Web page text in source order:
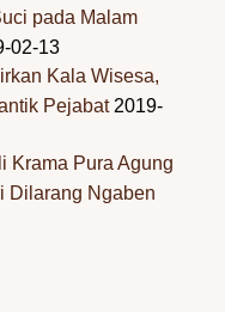
pada Malam
02-13
Kala Wisesa,
Pejabat 2019-
Krama Pura Agung
Dilarang Ngaben